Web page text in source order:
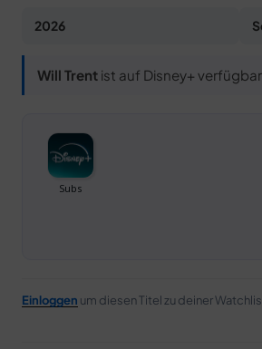
2026
Will Trent ist auf Disney+
Einloggen um diesen Titel zu deiner